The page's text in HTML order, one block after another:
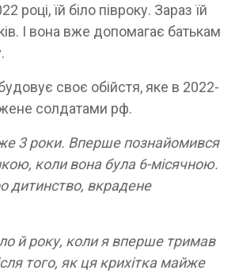
році, їй біло півроку. Зараз їй
І вона вже допомагає батькам
своє обійстя, яке в 2022-
солдатами рф.
3 роки. Вперше познайомився
коли вона була 6-місячною.
дитинство, вкрадене
й року, коли я вперше тримав
того, як ця крихітка майже